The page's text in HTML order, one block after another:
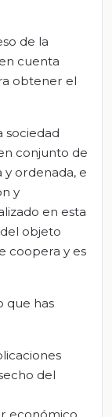
de la
cuenta
obtener el
sociedad
conjunto de
y ordenada, e
y
en esta
objeto
coopera y es
que has
del